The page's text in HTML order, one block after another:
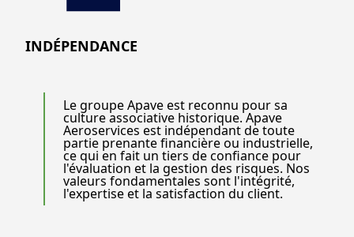
INDÉPENDANCE
Le groupe Apave est reconnu pour sa
culture associative historique. Apave
Aeroservices est indépendant de toute
partie prenante financière ou industrielle,
ce qui en fait un tiers de confiance pour
l'évaluation et la gestion des risques. Nos
valeurs fondamentales sont l'intégrité,
l'expertise et la satisfaction du client.